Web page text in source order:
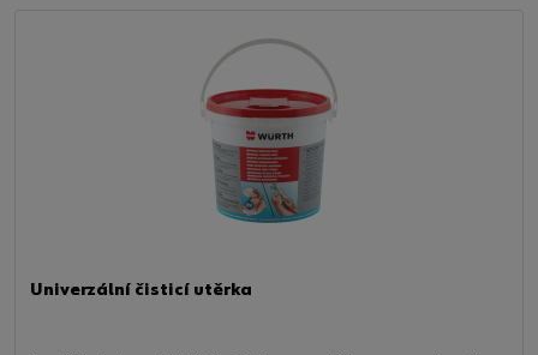
Univerzální čisticí utěrka